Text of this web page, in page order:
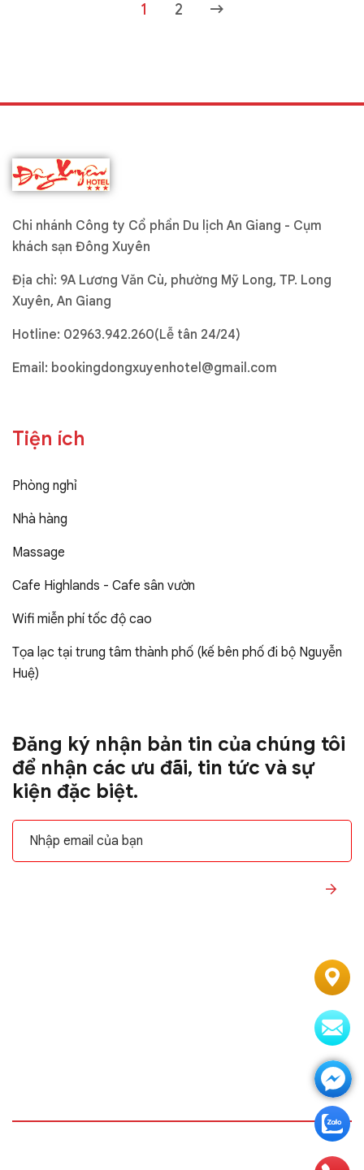
1 2
Chi nhánh Công ty Cổ phần Du lịch An Giang - Cụm
khách sạn Đông Xuyên
Địa chỉ: 9A Lương Văn Cù, phường Mỹ Long, TP. Long
Xuyên, An Giang
Hotline: 02963.942.260(Lễ tân 24/24)
Email: bookingdongxuyenhotel@gmail.com
Tiện ích
Phòng nghỉ
Nhà hàng
Massage
Cafe Highlands - Cafe sân vườn
Wifi miễn phí tốc độ cao
Tọa lạc tại trung tâm thành phố (kế bên phố đi bộ Nguyễn
Huệ)
Đăng ký nhận bản tin của chúng tôi
để nhận các ưu đãi, tin tức và sự
kiện đặc biệt.